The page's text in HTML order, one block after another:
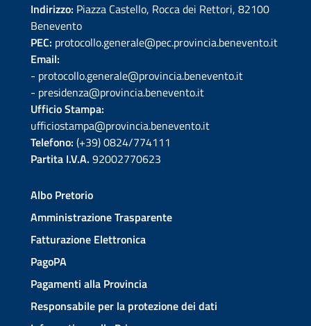
Indirizzo: Piazza Castello, Rocca dei Rettori, 82100
Benevento
PEC: protocollo.generale@pec.provincia.benevento.it
Email:
- protocollo.generale@provincia.benevento.it
- presidenza@provincia.benevento.it
Ufficio Stampa:
ufficiostampa@provincia.benevento.it
Telefono: (+39) 0824/774111
Partita I.V.A. 92002770623
Albo Pretorio
Amministrazione Trasparente
Fatturazione Elettronica
PagoPA
Pagamenti alla Provincia
Responsabile per la protezione dei dati